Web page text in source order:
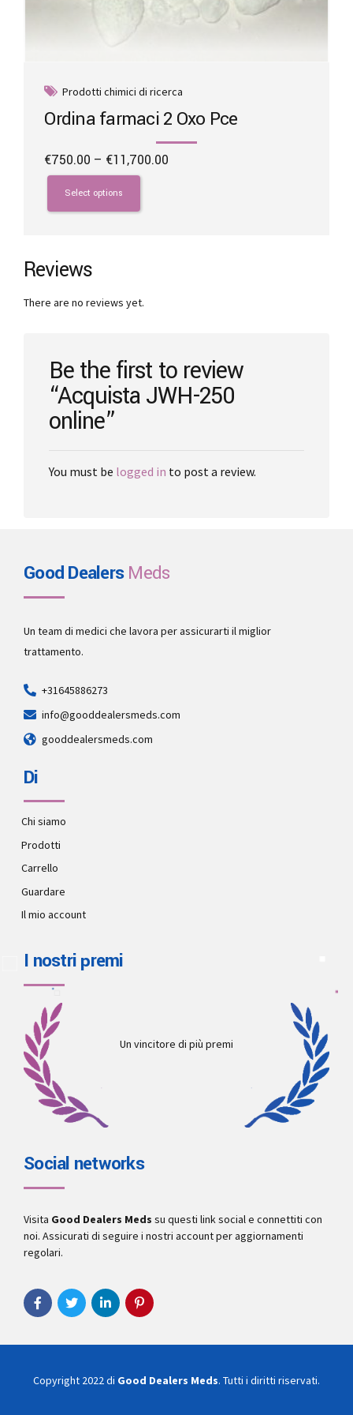
Prodotti chimici di ricerca
Ordina farmaci 2 Oxo Pce
€750.00 – €11,700.00
Select options
This
product
has
The
options
be
the
product
page
Reviews
There are no reviews yet.
Be the first to review
“Acquista JWH-250
online”
You must be logged in to post a review.
Good DealersMeds
Un team di medici che lavora per assicurarti il miglior
trattamento.
+31645886273
info@gooddealersmeds.com
gooddealersmeds.com
Di
Chi siamo
Prodotti
Carrello
Guardare
Il mio account
I nostri premi
Un vincitore di più premi
Social networks
Visita Good Dealers Meds su questi link social e connettiti con
noi. Assicurati di seguire i nostri account per aggiornamenti
regolari.
Copyright 2022 di Good Dealers Meds. Tutti i diritti riservati.